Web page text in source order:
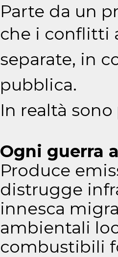
Parte da un
che i conflitti
separate, in
pubblica.
In realtà sono
Ogni guerra
Produce
distrugge
innesca
ambientali
combustibili